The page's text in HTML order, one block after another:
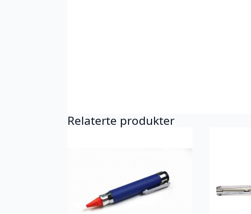
Relaterte produkter